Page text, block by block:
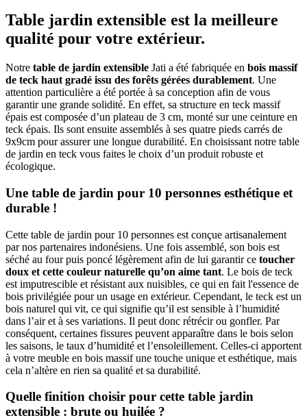
Table jardin extensible est la meilleure
qualité pour votre extérieur.
Notre table de jardin extensible Jati a été fabriquée en bois massif
de teck haut gradé issu des forêts gérées durablement. Une
attention particulière a été portée à sa conception afin de vous
garantir une grande solidité. En effet, sa structure en teck massif
épais est composée d’un plateau de 3 cm, monté sur une ceinture en
teck épais. Ils sont ensuite assemblés à ses quatre pieds carrés de
9x9cm pour assurer une longue durabilité. En choisissant notre table
de jardin en teck vous faites le choix d’un produit robuste et
écologique.
Une table de jardin pour 10 personnes esthétique et
durable !
Cette table de jardin pour 10 personnes est conçue artisanalement
par nos partenaires indonésiens. Une fois assemblé, son bois est
séché au four puis poncé légèrement afin de lui garantir ce toucher
doux et cette couleur naturelle qu’on aime tant. Le bois de teck
est imputrescible et résistant aux nuisibles, ce qui en fait l'essence de
bois privilégiée pour un usage en extérieur. Cependant, le teck est un
bois naturel qui vit, ce qui signifie qu’il est sensible à l’humidité
dans l’air et à ses variations. Il peut donc rétrécir ou gonfler. Par
conséquent, certaines fissures peuvent apparaître dans le bois selon
les saisons, le taux d’humidité et l’ensoleillement. Celles-ci apportent
à votre meuble en bois massif une touche unique et esthétique, mais
cela n’altère en rien sa qualité et sa durabilité.
Quelle finition choisir pour cette table jardin
extensible : brute ou huilée ?